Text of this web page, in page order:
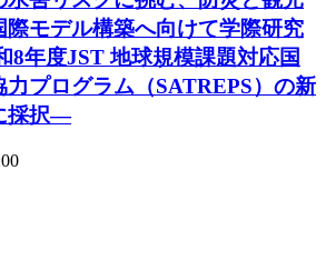
際モデル構築へ向けて学際研究
8年度JST 地球規模課題対応国
力プログラム（SATREPS）の新
採択―